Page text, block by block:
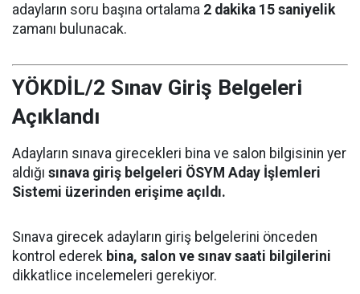
adayların soru başına ortalama 2 dakika 15 saniyelik
zamanı bulunacak.
YÖKDİL/2 Sınav Giriş Belgeleri
Açıklandı
Adayların sınava girecekleri bina ve salon bilgisinin yer
aldığı sınava giriş belgeleri ÖSYM Aday İşlemleri
Sistemi üzerinden erişime açıldı.
Sınava girecek adayların giriş belgelerini önceden
kontrol ederek bina, salon ve sınav saati bilgilerini
dikkatlice incelemeleri gerekiyor.